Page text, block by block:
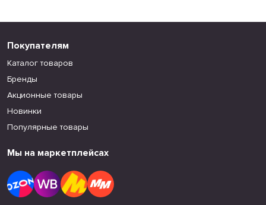
Покупателям
Каталог товаров
Бренды
Акционные товары
Новинки
Популярные товары
Мы на маркетплейсах